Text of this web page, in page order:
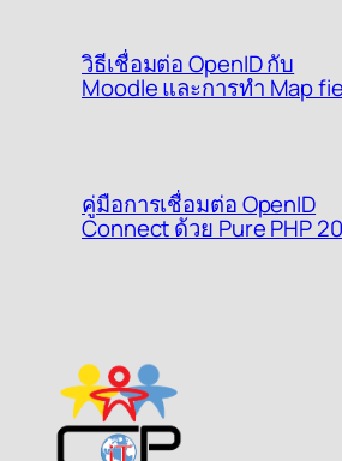
วิธีเชื่อมต่อ OpenID กับ
Moodle และการทำ Map
คู่มือการเชื่อมต่อ OpenID
Connect ด้วย Pure PHP